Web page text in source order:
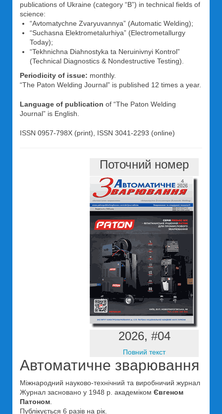
publications of Ukraine (category “B”) in technical fields of
science:
“Avtomatychne Zvaryuvannya” (Automatic Welding);
“Suchasna Elektrometalurhiya” (Electrometallurgy
Today);
“Tekhnichna Diahnostyka ta Neruinivnyi Kontrol”
(Technical Diagnostics & Nondestructive Testing).
Periodicity of issue: monthly.
“The Paton Welding Journal” is published 12 times a year.
Language of publication of “The Paton Welding
Journal” is English.
ISSN 0957-798X (print), ISSN 3041-2293 (online)
Поточний номер
2026, #04
Повний текст
Автоматичне зварювання
Міжнародний науково-технічний та виробничий журнал
Журнал засновано у 1948 р. академіком Євгеном
Патоном
Публікується 6 разів на рік.